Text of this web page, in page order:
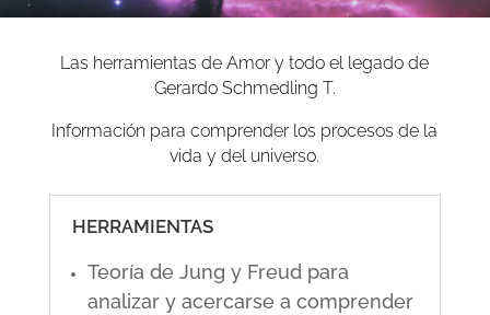
Las herramientas de Amor y todo el legado de
Gerardo Schmedling T.
Información para comprender los procesos de la
vida y del universo.
HERRAMIENTAS
Teoría de Jung y Freud para
analizar y acercarse a comprender